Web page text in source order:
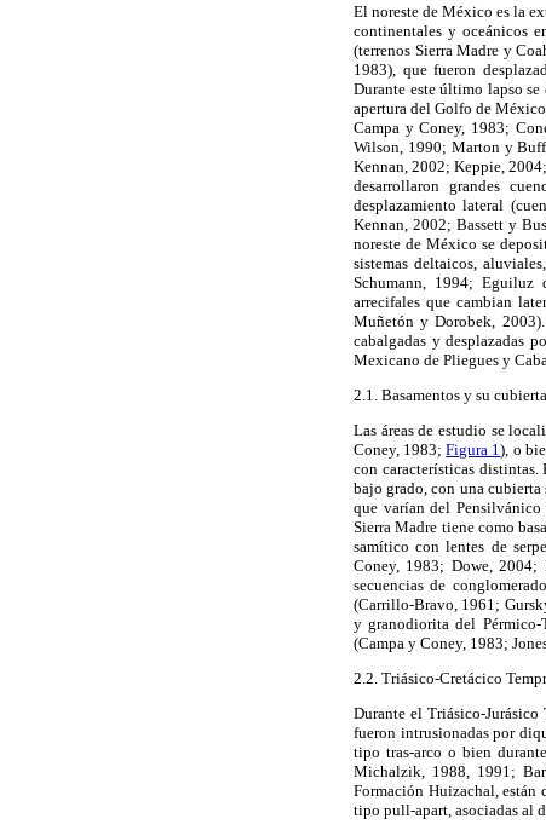
El noreste de México es la
continentales y oceánicos
(terrenos Sierra Madre y
1983), que fueron
Durante este último lapso se
apertura del Golfo de
Campa y Coney, 1983;
Wilson, 1990; Marton y
Kennan, 2002; Keppie,
desarrollaron grandes
desplazamiento lateral
Kennan, 2002; Bassett y
noreste de México se
sistemas deltaicos,
Schumann, 1994; Eguiluz
arrecifales que cambian
Muñetón y Dorobek, 2003).
cabalgadas y desplazadas
Mexicano de Pliegues y
2.1. Basamentos y su
Las áreas de estudio se
Coney, 1983;Figura 1), o
con características distintas.
bajo grado, con una
que varían del
Sierra Madre tiene como
samítico con lentes de
Coney, 1983; Dowe, 2004;
secuencias de
(Carrillo-Bravo, 1961;
y granodiorita del
(Campa y Coney, 1983;
2.2. Triásico-Cretácico
Durante el Triásico-Jurásico
fueron intrusionadas por
tipo tras-arco o bien
Michalzik, 1988, 1991;
Formación Huizachal, están
tipo pull-apart, asociadas al